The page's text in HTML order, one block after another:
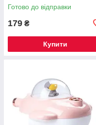
Готово до відправки
179 ₴
Купити